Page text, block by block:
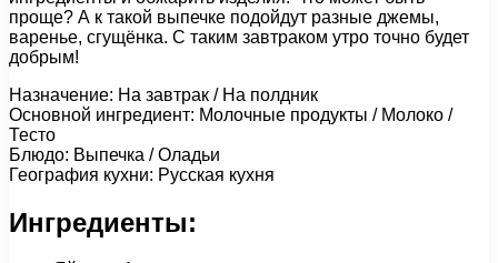
проще? А к такой выпечке подойдут разные джемы,
варенье, сгущёнка. С таким завтраком утро точно будет
добрым!
Назначение: На завтрак / На полдник
Основной ингредиент: Молочные продукты / Молоко /
Тесто
Блюдо: Выпечка / Оладьи
География кухни: Русская кухня
Ингредиенты: